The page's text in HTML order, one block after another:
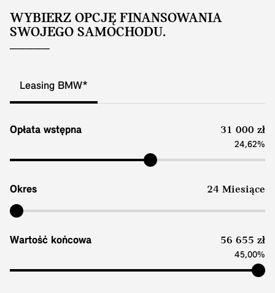
WYBIERZ OPCJĘ FINANSOWANIA
SWOJEGO SAMOCHODU.
Leasing BMW*
Opłata wstępna 31 000 zł
24,62%
Okres 24 Miesiące
Wartość końcowa 56 655 zł
45,00%